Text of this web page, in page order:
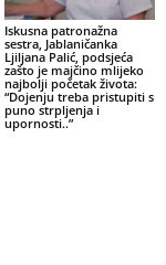
Iskusna patronažna
sestra, Jablaničanka
Ljiljana Palić, podsjeća
zašto je majčino mlijeko
najbolji početak života:
“Dojenju treba pristupiti s
puno strpljenja i
upornosti..”